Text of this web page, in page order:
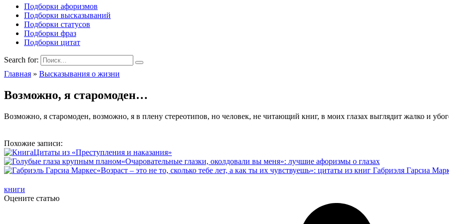
Подборки афоризмов
Подборки высказываний
Подборки статусов
Подборки фраз
Подборки цитат
Search for:
Главная » Высказывания о жизни
Возможно, я старомоден…
Возможно, я старомоден, возможно, я в плену стереотипов, но человек, не читающий книг, в моих глазах выглядит жалко и
Похожие записи:
Цитаты из «Преступления и наказания»
«Очаровательные глазки, околдовали вы меня»: лучшие афоризмы о глазах
«Возраст – это не то, сколько тебе лет, а как ты их чувствуешь»: цитаты из книг Габриэля Гарсиа
книги
Оцените статью